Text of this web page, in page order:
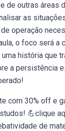
de outras áreas
as
operação
o foco será a
uma história que
a persistência
com 30% off e
💪clique
de